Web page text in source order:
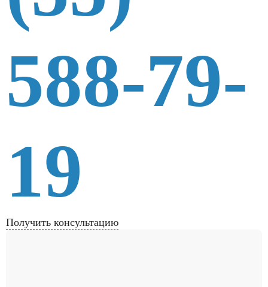
588-79-
19
Получить консультацию